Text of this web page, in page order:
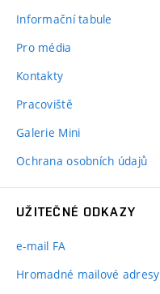
Informační tabule
Pro média
Kontakty
Pracoviště
Galerie Mini
Ochrana osobních údajů
UŽITEČNÉ ODKAZY
e-mail FA
Hromadné mailové adresy